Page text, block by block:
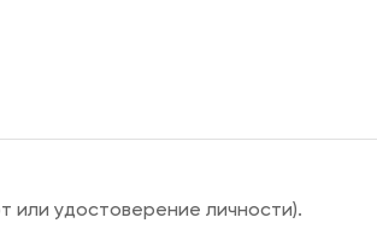
или удостоверение личности).